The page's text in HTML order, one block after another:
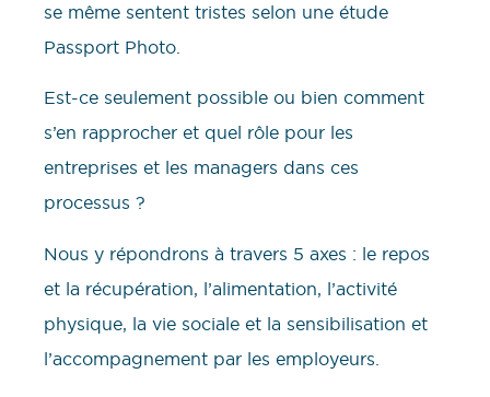
se même sentent tristes selon une étude
Passport Photo.
Est-ce seulement possible ou bien comment
s’en rapprocher et quel rôle pour les
entreprises et les managers dans ces
processus ?
Nous y répondrons à travers 5 axes : le repos
et la récupération, l’alimentation, l’activité
physique, la vie sociale et la sensibilisation et
l’accompagnement par les employeurs.